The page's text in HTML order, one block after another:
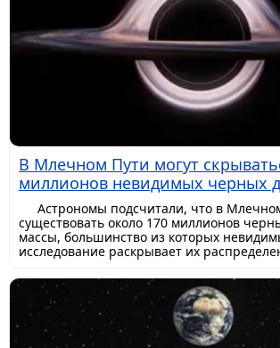
В Млечном Пути могут
миллионов невидимых черных
Астрономы подсчитали, что в
существовать около 170 миллионов
массы, большинство из которых
исследование раскрывает их